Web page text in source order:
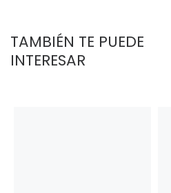
TAMBIÉN TE PUEDE
INTERESAR